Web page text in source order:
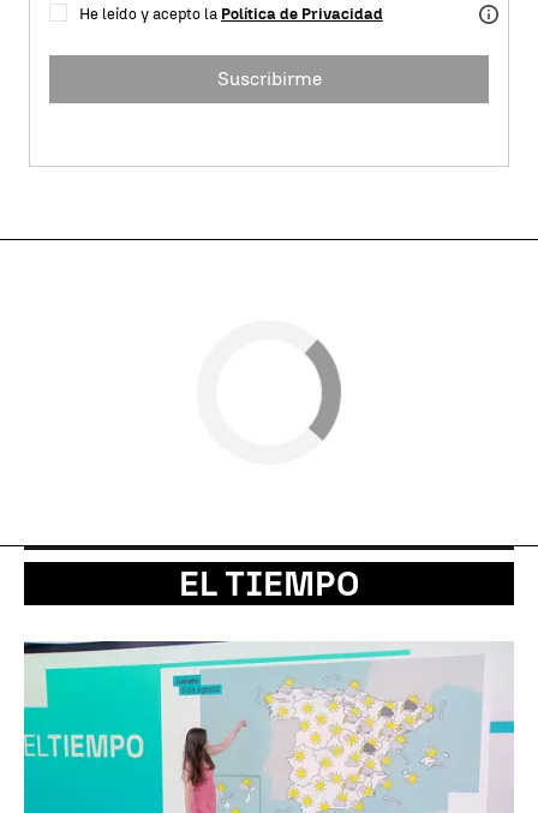
He leído y acepto la Política de Privacidad
Suscribirme
EL TIEMPO